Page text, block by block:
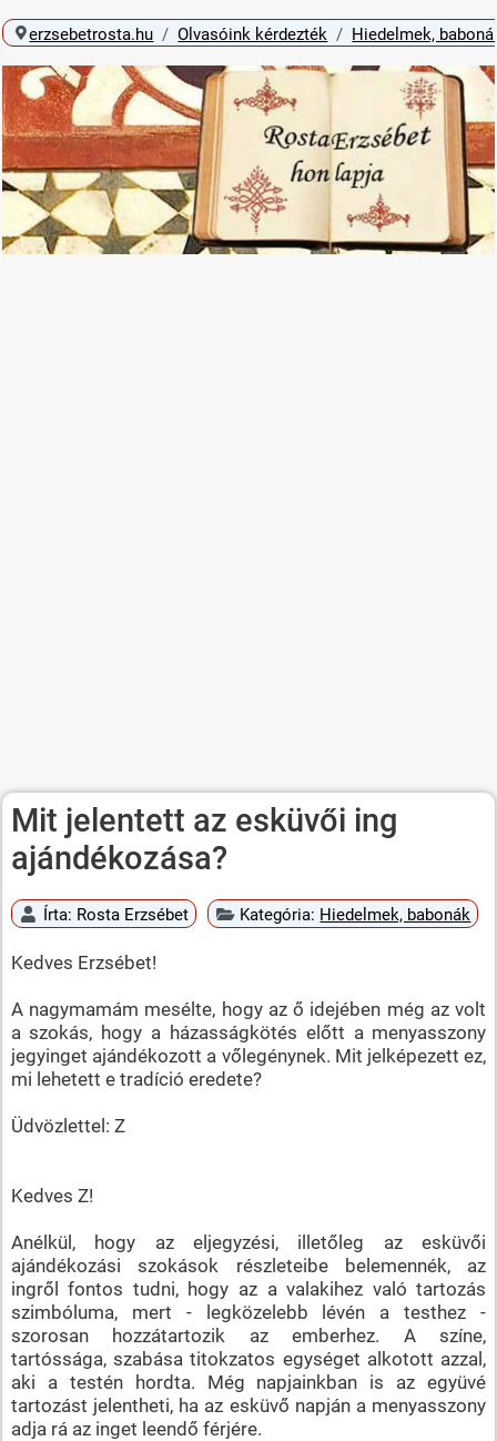
erzsebetrosta.hu Olvasóink kérdezték Hiedelmek,
Mit jelentett az esküvői ing
ajándékozása?
Írta: Rosta Erzsébet Kategória: Hiedelmek, babonák
Kedves Erzsébet!
A nagymamám mesélte, hogy az ő idejében még az volt
a szokás, hogy a házasságkötés előtt a menyasszony
jegyinget ajándékozott a vőlegénynek. Mit jelképezett ez,
mi lehetett e tradíció eredete?
Üdvözlettel: Z
Kedves Z!
Anélkül, hogy az eljegyzési, illetőleg az esküvői
ajándékozási szokások részleteibe belemennék, az
ingről fontos tudni, hogy az a valakihez való tartozás
szimbóluma, mert - legközelebb lévén a testhez -
szorosan hozzátartozik az emberhez. A színe,
tartóssága, szabása titokzatos egységet alkotott azzal,
aki a testén hordta. Még napjainkban is az együvé
tartozást jelentheti, ha az esküvő napján a menyasszony
adja rá az inget leendő férjére.